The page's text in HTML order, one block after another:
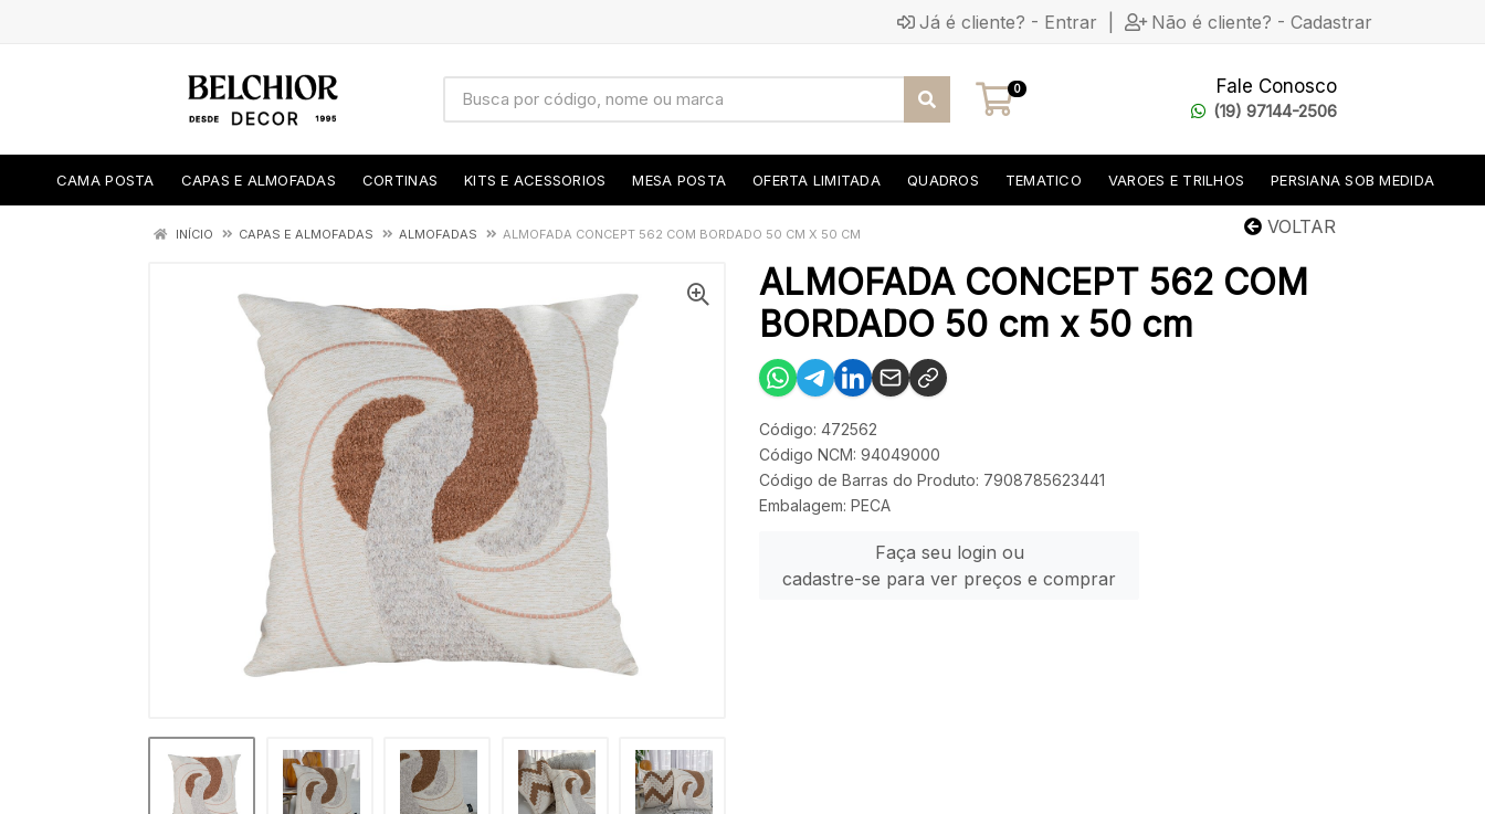
Já é cliente? - Entrar Não é cliente? - Cadastrar
0 Fale Conosco
(19) 97144-2506
CAMA POSTA CAPAS E ALMOFADAS CORTINAS KITS E ACESSORIOS MESA POSTA OFERTA LIMITADA QUADROS TEMATICO VAROES E TRILHOS PERSIANA SOB MEDIDA
VOLTAR
INÍCIO CAPAS E ALMOFADAS ALMOFADAS ALMOFADA CONCEPT 562 COM BORDADO 50 CM X 50 CM
ALMOFADA CONCEPT 562 COM
BORDADO 50 cm x 50 cm
Código: 472562
Código NCM: 94049000
Código de Barras do Produto: 7908785623441
Embalagem: PECA
Faça seu login ou
cadastre-se para ver preços e comprar